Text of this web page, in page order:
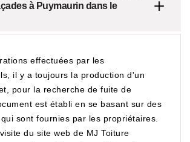
à Puymaurin dans le
effectuées par les
il y a toujours la production d'un
pour la recherche de fuite de
est établi en se basant sur des
sont fournies par les propriétaires.
du site web de MJ Toiture